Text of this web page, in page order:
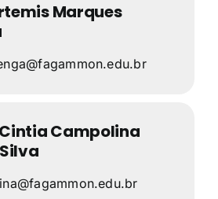
Marques
Cintia Campolina